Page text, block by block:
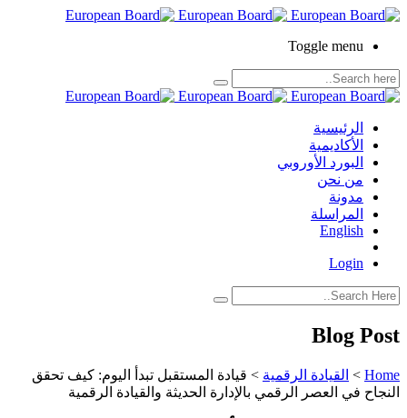
Toggle menu
الرئيسية
الأكاديمية
البورد الأوروبي
من نحن
مدونة
المراسلة
English
Login
Blog Post
Home
> القيادة الرقمية > قيادة المستقبل تبدأ اليوم: كيف تحقق
النجاح في العصر الرقمي بالإدارة الحديثة والقيادة الرقمية